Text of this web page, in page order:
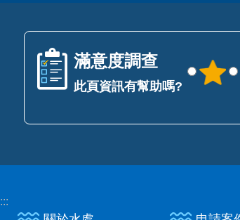
滿意度調查
此頁資訊有幫助嗎?
:::